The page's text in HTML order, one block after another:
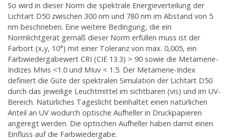
So wird in dieser Norm die spektrale Energieverteilung der
Lichtart D50 zwischen 300 nm und 780 nm im Abstand von 5
nm beschrieben. Eine weitere Bedingung, die ein
Normlichtgerät gemäß dieser Norm erfüllen muss ist der
Farbort (x,y, 10°) mit einer Toleranz von max. 0,005, ein
Farbwiedergabewert CRI (CIE 13.3) > 90 sowie die Metamerie-
Indizes MIvis <1.0 und MIuv < 1.5. Der Metamerie-Index
definiert die Güte der spektralen Simulation der Lichtart D50
durch das jeweilige Leuchtmittel im sichtbaren (vis) und im UV-
Bereich. Natürliches Tageslicht beinhaltet einen natürlichen
Anteil an UV wodurch optische Aufheller in Druckpapieren
angeregt werden. Die optischen Aufheller haben damit einen
Einfluss auf die Farbwiedergabe.